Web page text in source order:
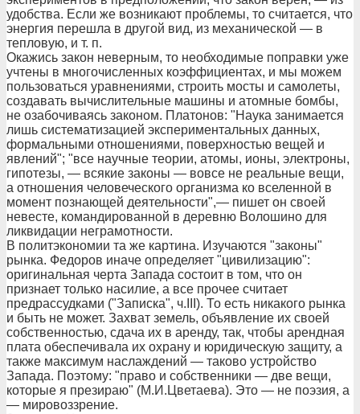
удобства. Если же возникают проблемы, то считается, что
энергия перешла в другой вид, из механической — в
тепловую, и т. п.
Окажись закон неверным, то необходимые поправки уже
учтены в многочисленных коэффициентах, и мы можем
пользоваться уравнениями, строить мосты и самолеты,
создавать вычислительные машины и атомные бомбы,
не озабочиваясь законом. Платонов: "Наука занимается
лишь систематизацией экспериментальных данных,
формальными отношениями, поверхностью вещей и
явлений"; "все научные теории, атомы, ионы, электроны,
гипотезы, — всякие законы — вовсе не реальные вещи,
а отношения человеческого организма ко вселенной в
момент познающей деятельности",— пишет он своей
невесте, командированной в деревню Волошино для
ликвидации неграмотности.
В политэкономии та же картина. Изучаются "законы"
рынка. Федоров иначе определяет "цивилизацию":
оригинальная черта Запада состоит в том, что он
признает только насилие, а все прочее считает
предрассудками ("Записка", ч.III). То есть никакого рынка
и быть не может. Захват земель, объявление их своей
собственностью, сдача их в аренду, так, чтобы арендная
плата обеспечивала их охрану и юридическую защиту, а
также максимум наслаждений — таково устройство
Запада. Поэтому: "право и собственники — две вещи,
которые я презираю" (М.И.Цветаева). Это — не поэзия, а
— мировоззрение.